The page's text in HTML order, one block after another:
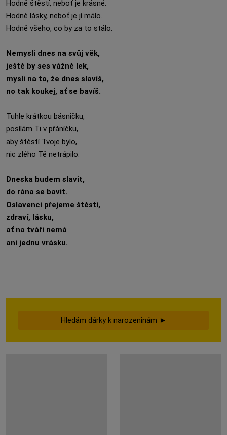
Hodně štěstí, neboť je krásné.
Hodně lásky, neboť je jí málo.
Hodně všeho, co by za to stálo.
Nemysli dnes na svůj věk,
ještě by ses vážně lek,
mysli na to, že dnes slavíš,
no tak koukej, ať se bavíš.
Tuhle krátkou básničku,
posílám Ti v přáníčku,
aby štěstí Tvoje bylo,
nic zlého Tě netrápilo.
Dneska budem slavit,
do rána se bavit.
Oslavenci přejeme štěstí,
zdraví, lásku,
ať na tváři nemá
ani jednu vrásku.
Hledám dárky k narozeninám ►